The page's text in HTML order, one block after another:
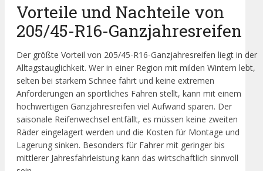
Vorteile und Nachteile von
205/45-R16-Ganzjahresreifen
Der größte Vorteil von 205/45-R16-Ganzjahresreifen liegt in der
Alltagstauglichkeit. Wer in einer Region mit milden Wintern lebt,
selten bei starkem Schnee fährt und keine extremen
Anforderungen an sportliches Fahren stellt, kann mit einem
hochwertigen Ganzjahresreifen viel Aufwand sparen. Der
saisonale Reifenwechsel entfällt, es müssen keine zweiten
Räder eingelagert werden und die Kosten für Montage und
Lagerung sinken. Besonders für Fahrer mit geringer bis
mittlerer Jahresfahrleistung kann das wirtschaftlich sinnvoll